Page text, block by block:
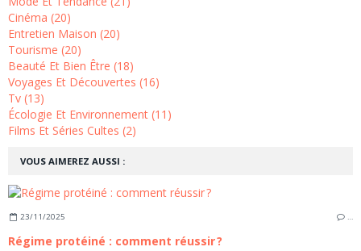
VOUS AIMEREZ AUSSI :
23/11/2025 …
Régime protéiné : comment réussir ?
Cinéma (20)
Entretien Maison (20)
Tourisme (20)
Beauté Et Bien Être (18)
Voyages Et Découvertes (16)
Tv (13)
Écologie Et Environnement (11)
Films Et Séries Cultes (2)